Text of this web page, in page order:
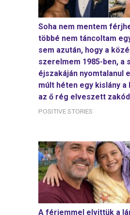
Soha nem mentem
többé nem táncoltam
sem azután, hogy a
szerelmem 1985-ben, a
éjszakáján nyomtalanul
múlt héten egy kislány
az ő rég elveszett
POSITIVE STORIES
A férjemmel elvittük a